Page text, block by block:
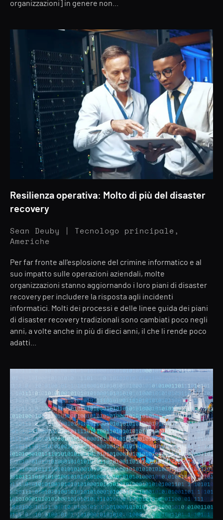
organizzazioni] in genere non...
Resilienza operativa: Molto di più del disaster
recovery
Sean Deuby | Tecnologo principale,
Americhe
Per far fronte all'esplosione del crimine informatico e al
suo impatto sulle operazioni aziendali, molte
organizzazioni stanno aggiornando i loro piani di disaster
recovery per includere la risposta agli incidenti
informatici. Molti dei processi e delle linee guida dei piani
di disaster recovery tradizionali sono cambiati poco negli
anni, a volte anche in più di dieci anni, il che li rende poco
adatti...